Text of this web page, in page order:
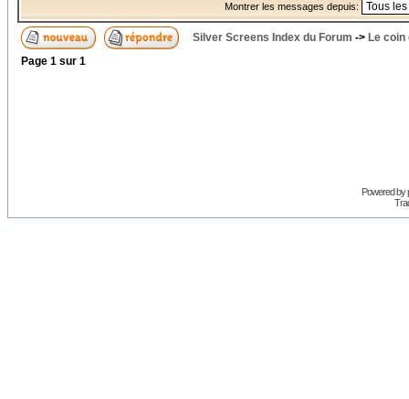
Montrer les messages depuis:
Silver Screens Index du Forum -> Le
Page 1 sur 1
Powered by